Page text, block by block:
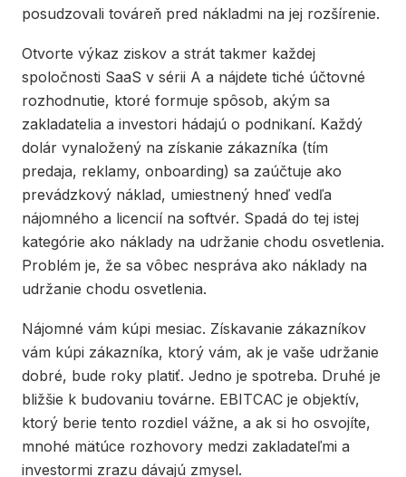
posudzovali továreň pred nákladmi na jej rozšírenie.
Otvorte výkaz ziskov a strát takmer každej
spoločnosti SaaS v sérii A a nájdete tiché účtovné
rozhodnutie, ktoré formuje spôsob, akým sa
zakladatelia a investori hádajú o podnikaní. Každý
dolár vynaložený na získanie zákazníka (tím
predaja, reklamy, onboarding) sa zaúčtuje ako
prevádzkový náklad, umiestnený hneď vedľa
nájomného a licencií na softvér. Spadá do tej istej
kategórie ako náklady na udržanie chodu osvetlenia.
Problém je, že sa vôbec nespráva ako náklady na
udržanie chodu osvetlenia.
Nájomné vám kúpi mesiac. Získavanie zákazníkov
vám kúpi zákazníka, ktorý vám, ak je vaše udržanie
dobré, bude roky platiť. Jedno je spotreba. Druhé je
bližšie k budovaniu továrne. EBITCAC je objektív,
ktorý berie tento rozdiel vážne, a ak si ho osvojíte,
mnohé mätúce rozhovory medzi zakladateľmi a
investormi zrazu dávajú zmysel.